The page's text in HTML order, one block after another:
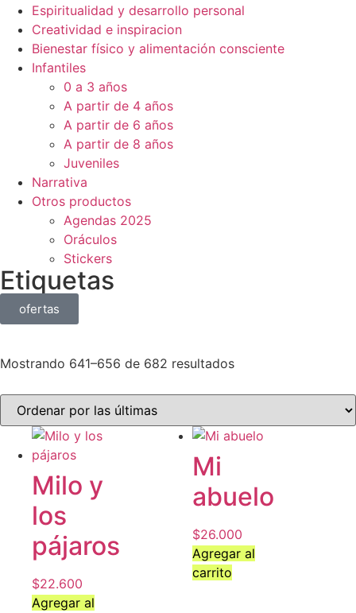
Espiritualidad y desarrollo personal
Creatividad e inspiracion
Bienestar físico y alimentación consciente
Infantiles
0 a 3 años
A partir de 4 años
A partir de 6 años
A partir de 8 años
Juveniles
Narrativa
Otros productos
Agendas 2025
Oráculos
Stickers
Etiquetas
ofertas
Mostrando 641–656 de 682 resultados
Milo y
los
pájaros
$22.600
Agregar al
Mi
abuelo
$26.000
Agregar al
carrito